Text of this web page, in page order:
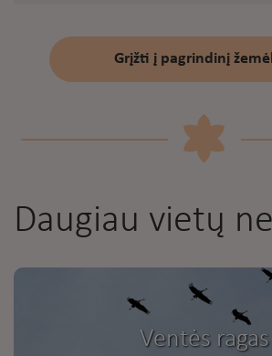
Grįžti į pagrindinį
Daugiau vietų
Ventės ragas